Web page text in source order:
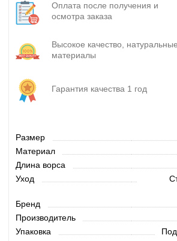
Оплата после получения и
осмотра заказа
Высокое качество, натуральные
материалы
Гарантия качества 1 год
Размер
Материал
Длина ворса
Уход
Бренд
Производитель
Упаковка